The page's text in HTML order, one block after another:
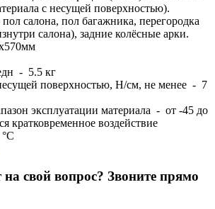
с несущей поверхностью).
салона, пол багажника, перегородка
салона), задние колёсные арки.
- 5.5 кг
поверхностью, Н/см, не менее - 7
эксплуатации материала - от -45 до
кратковременное воздействие
°С
свой вопрос? Звоните прямо